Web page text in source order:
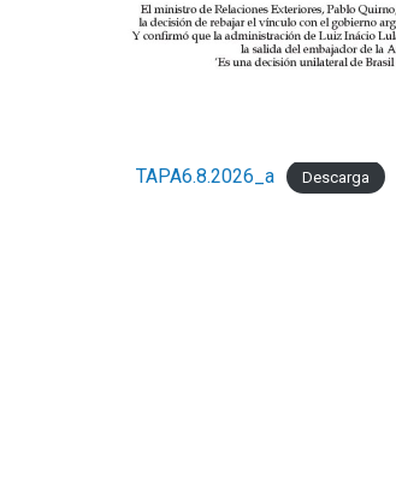
TAPA6.8.2026_a Descarga